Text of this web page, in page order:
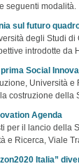
seguenti modalità.
sul futuro
degli Studi
introdotte da
Social
Università
costruzione della
Agenda
per il lancio della
e Ricerca, Viale
Italia”